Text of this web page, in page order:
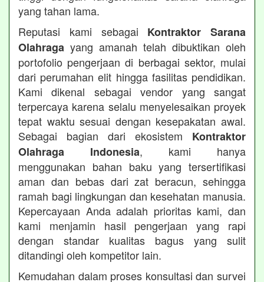
yang tahan lama.
Reputasi kami sebagai Kontraktor Sarana
Olahraga yang amanah telah dibuktikan oleh
portofolio pengerjaan di berbagai sektor, mulai
dari perumahan elit hingga fasilitas pendidikan.
Kami dikenal sebagai vendor yang sangat
terpercaya karena selalu menyelesaikan proyek
tepat waktu sesuai dengan kesepakatan awal.
Sebagai bagian dari ekosistem Kontraktor
Olahraga Indonesia, kami hanya
menggunakan bahan baku yang tersertifikasi
aman dan bebas dari zat beracun, sehingga
ramah bagi lingkungan dan kesehatan manusia.
Kepercayaan Anda adalah prioritas kami, dan
kami menjamin hasil pengerjaan yang rapi
dengan standar kualitas bagus yang sulit
ditandingi oleh kompetitor lain.
Kemudahan dalam proses konsultasi dan survei